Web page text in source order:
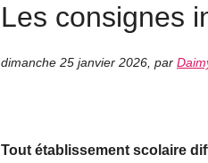
Les consignes
dimanche 25 janvier 2026 par
Tout établissement scolaire